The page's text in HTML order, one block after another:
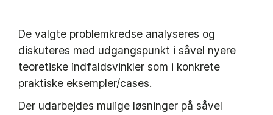
De valgte problemkredse analyseres og
diskuteres med udgangspunkt i såvel nyere
teoretiske indfaldsvinkler som i konkrete
praktiske eksempler/cases.
Der udarbejdes mulige løsninger på såvel